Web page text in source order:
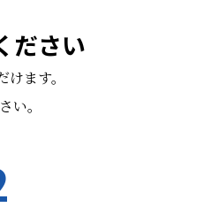
ださい
ます。
い。